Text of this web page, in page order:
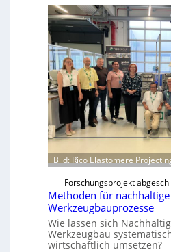
l
a
t
t
f
o
r
m
w
e
i
t
e
r
a
r
e
P
a
r
s
N
o
w
f
ü
h
r
t
A
Bild: Rico Elastomere
Forschungsprojekt
Methoden für nachhaltige
Werkzeugbauprozesse
Wie lassen sich
Werkzeugbau
wirtschaftlich umsetzen?